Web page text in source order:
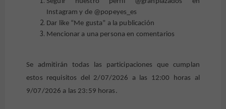
Instagram y de @popeyes_es
Dar like “Me gusta” a la publicación
Mencionar a una persona en comentarios
Se admitirán todas las participaciones que cumplan
estos requisitos del 2/07/2026 a las 12:00 horas al
9/07/2026 a las 23:59 horas.